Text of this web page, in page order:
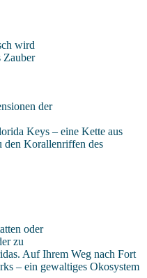
wird
Zauber
der
Keys – eine Kette aus
den Korallenriffen des
oder
zu
Auf Ihrem Weg nach Fort
– ein gewaltiges Okosystem